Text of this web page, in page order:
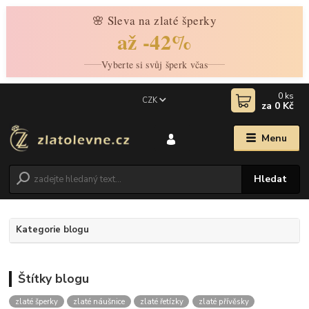
🌸 Sleva na zlaté šperky
až -42%
Vyberte si svůj šperk včas
Menu
CZK
Hledat
0 ks
za 0 Kč
Kategorie blogu
Štítky blogu
zlaté šperky zlaté náušnice zlaté řetízky
zlaté přívěsky